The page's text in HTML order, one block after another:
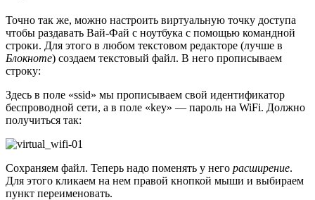
Точно так же, можно настроить виртуальную точку доступа
чтобы раздавать Вай-Фай с ноутбука с помощью командной
строки. Для этого в любом текстовом редакторе (лучше в
Блокноте) создаем текстовый файл. В него прописываем
строку:
Здесь в поле «ssid» мы прописываем свой идентификатор
беспроводной сети, а в поле «key» — пароль на WiFi. Должно
получиться так:
Сохраняем файл. Теперь надо поменять у него расширение.
Для этого кликаем на нем правой кнопкой мыши и выбираем
пункт переименовать.